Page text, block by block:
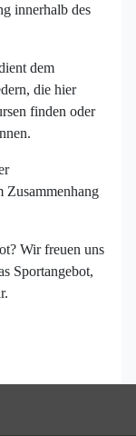
innerhalb des
dem
die hier
finden oder
Zusammenhang
Wir freuen uns
Sportangebot,